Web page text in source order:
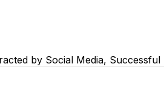
by Social Media,